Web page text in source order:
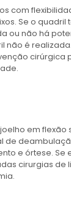
com
Se o quadril
ou não há
não é
cirúrgica
em flexão
de
e órtese. Se
cirurgias de